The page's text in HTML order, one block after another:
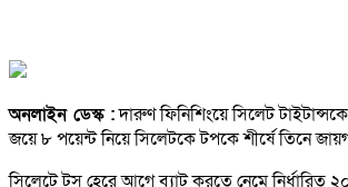
অনলাইন ডেস্ক :দারুণ ফিনিশিংয়ে সিলেট
জয়ে ৮ পয়েন্ট নিয়ে সিলেটকে টপকে শীর্ষে তিনে
সিলেটে টস হেরে আগে ব্যাট করতে নেমে